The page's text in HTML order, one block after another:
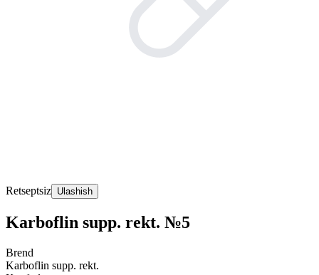
Retseptsiz Ulashish
Karboflin supp. rekt. №5
Brend
Karboflin supp. rekt.